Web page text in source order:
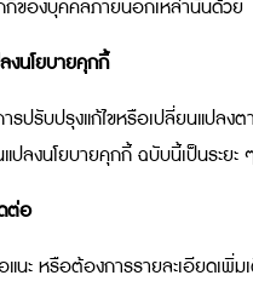
กี้ของบุคคลภายนอกเหล่านั้นด้วย
งนโยบายคุกกี้
รปรับปรุงแก้ไขหรือเปลี่ยนแปลง
ปลงนโยบายคุกกี้ ฉบับนี้เป็นระยะ
ต่อ
แนะ หรือต้องการรายละเอียดเ